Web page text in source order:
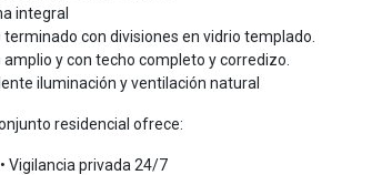
integral
terminado con divisiones en vidrio templado.
amplio y con techo completo y corredizo.
iluminación y ventilación natural
residencial ofrece:
• Vigilancia privada 24/7